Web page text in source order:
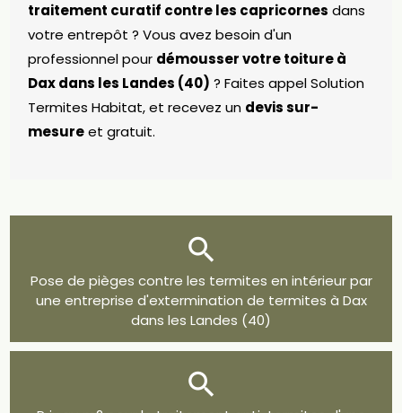
traitement curatif contre les capricornes dans
votre entrepôt ? Vous avez besoin d'un
professionnel pour démousser votre toiture à
Dax dans les Landes (40) ? Faites appel Solution
Termites Habitat, et recevez un devis sur-
mesureet gratuit.
Pose de pièges contre les termites en intérieur par
une entreprise d'extermination de termites à Dax
dans les Landes (40)